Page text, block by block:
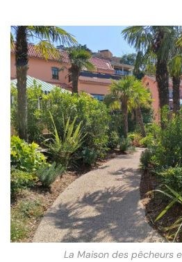
La Maison des pêcheurs